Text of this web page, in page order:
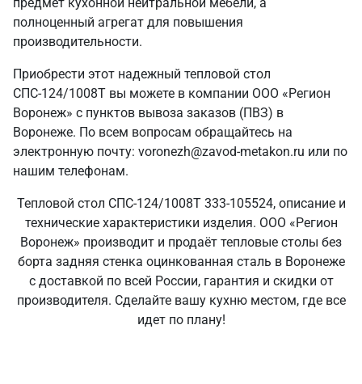
полноценный агрегат для повышения
производительности.
Приобрести этот надежный тепловой стол
СПС-124/1008Т вы можете в компании ООО «Регион
Воронеж» с пунктов вывоза заказов (ПВЗ) в
Воронеже. По всем вопросам обращайтесь на
электронную почту: voronezh@zavod-metakon.ru или по
нашим телефонам.
Тепловой стол СПС-124/1008Т 333-105524, описание и
технические характеристики изделия. ООО «Регион
Воронеж» производит и продаёт тепловые столы без
борта задняя стенка оцинкованная сталь в Воронеже
с доставкой по всей России, гарантия и скидки от
производителя. Сделайте вашу кухню местом, где все
идет по плану!